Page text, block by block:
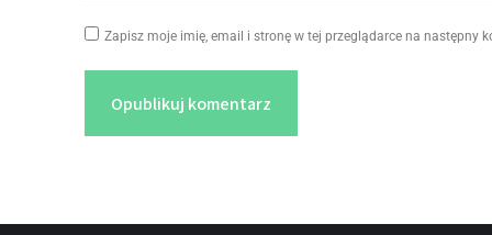
Zapisz moje imię, email i stronę w tej przeglądarce na następny
Opublikuj komentarz